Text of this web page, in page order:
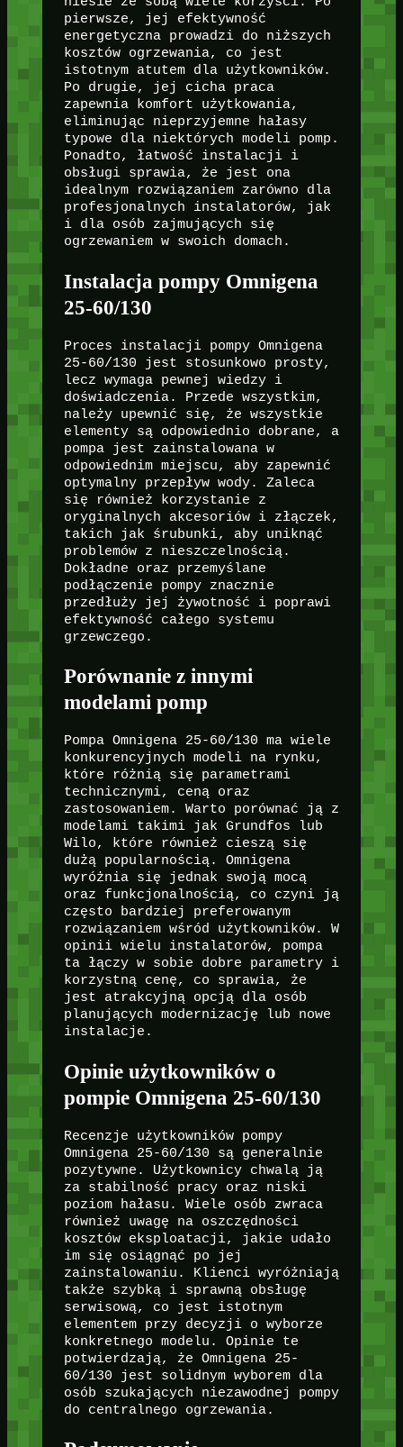
pierwsze, jej efektywność
energetyczna prowadzi do niższych
kosztów ogrzewania, co jest
istotnym atutem dla użytkowników.
Po drugie, jej cicha praca
zapewnia komfort użytkowania,
eliminując nieprzyjemne hałasy
typowe dla niektórych modeli pomp.
Ponadto, łatwość instalacji i
obsługi sprawia, że jest ona
idealnym rozwiązaniem zarówno dla
profesjonalnych instalatorów, jak
i dla osób zajmujących się
ogrzewaniem w swoich domach.
Instalacja pompy Omnigena
25-60/130
Proces instalacji pompy Omnigena
25-60/130 jest stosunkowo prosty,
lecz wymaga pewnej wiedzy i
doświadczenia. Przede wszystkim,
należy upewnić się, że wszystkie
elementy są odpowiednio dobrane, a
pompa jest zainstalowana w
odpowiednim miejscu, aby zapewnić
optymalny przepływ wody. Zaleca
się również korzystanie z
oryginalnych akcesoriów i złączek,
takich jak śrubunki, aby uniknąć
problemów z nieszczelnością.
Dokładne oraz przemyślane
podłączenie pompy znacznie
przedłuży jej żywotność i poprawi
efektywność całego systemu
grzewczego.
Porównanie z innymi
modelami pomp
Pompa Omnigena 25-60/130 ma wiele
konkurencyjnych modeli na rynku,
które różnią się parametrami
technicznymi, ceną oraz
zastosowaniem. Warto porównać ją z
modelami takimi jak Grundfos lub
Wilo, które również cieszą się
dużą popularnością. Omnigena
wyróżnia się jednak swoją mocą
oraz funkcjonalnością, co czyni ją
często bardziej preferowanym
rozwiązaniem wśród użytkowników. W
opinii wielu instalatorów, pompa
ta łączy w sobie dobre parametry i
korzystną cenę, co sprawia, że
jest atrakcyjną opcją dla osób
planujących modernizację lub nowe
instalacje.
Opinie użytkowników o
pompie Omnigena 25-60/130
Recenzje użytkowników pompy
Omnigena 25-60/130 są generalnie
pozytywne. Użytkownicy chwalą ją
za stabilność pracy oraz niski
poziom hałasu. Wiele osób zwraca
również uwagę na oszczędności
kosztów eksploatacji, jakie udało
im się osiągnąć po jej
zainstalowaniu. Klienci wyróżniają
także szybką i sprawną obsługę
serwisową, co jest istotnym
elementem przy decyzji o wyborze
konkretnego modelu. Opinie te
potwierdzają, że Omnigena 25-
60/130 jest solidnym wyborem dla
osób szukających niezawodnej pompy
do centralnego ogrzewania.